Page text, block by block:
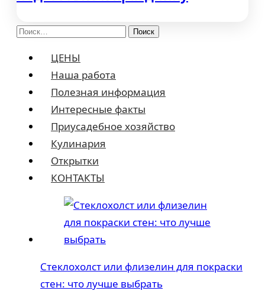
Найти:
ЦЕНЫ
Наша работа
Полезная информация
Интересные факты
Приусадебное хозяйство
Кулинария
Открытки
КОНТАКТЫ
Стеклохолст или флизелин для покраски
стен: что лучше выбрать